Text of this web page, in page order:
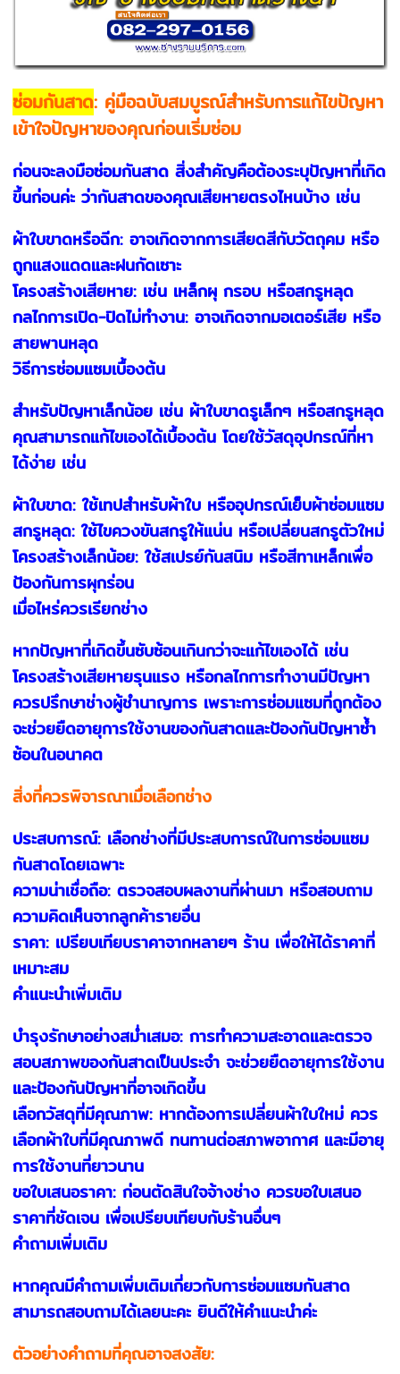
ซ่อมกันสาด: คู่มือฉบับสมบูรณ์สำหรับการแก้ไขปัญหา
เข้าใจปัญหาของคุณก่อนเริ่มซ่อม
ก่อนจะลงมือซ่อมกันสาด สิ่งสำคัญคือต้องระบุปัญหาที่เกิด
ขึ้นก่อนค่ะ ว่ากันสาดของคุณเสียหายตรงไหนบ้าง เช่น
ผ้าใบขาดหรือฉีก: อาจเกิดจากการเสียดสีกับวัตถุคม หรือ
ถูกแสงแดดและฝนกัดเซาะ
โครงสร้างเสียหาย: เช่น เหล็กผุ กรอบ หรือสกรูหลุด
กลไกการเปิด-ปิดไม่ทำงาน: อาจเกิดจากมอเตอร์เสีย หรือ
สายพานหลุด
วิธีการซ่อมแซมเบื้องต้น
สำหรับปัญหาเล็กน้อย เช่น ผ้าใบขาดรูเล็กๆ หรือสกรูหลุด
คุณสามารถแก้ไขเองได้เบื้องต้น โดยใช้วัสดุอุปกรณ์ที่หา
ได้ง่าย เช่น
ผ้าใบขาด: ใช้เทปสำหรับผ้าใบ หรืออุปกรณ์เย็บผ้าซ่อมแซม
สกรูหลุด: ใช้ไขควงขันสกรูให้แน่น หรือเปลี่ยนสกรูตัวใหม่
โครงสร้างเล็กน้อย: ใช้สเปรย์กันสนิม หรือสีทาเหล็กเพื่อ
ป้องกันการผุกร่อน
เมื่อไหร่ควรเรียกช่าง
หากปัญหาที่เกิดขึ้นซับซ้อนเกินกว่าจะแก้ไขเองได้ เช่น
โครงสร้างเสียหายรุนแรง หรือกลไกการทำงานมีปัญหา
ควรปรึกษาช่างผู้ชำนาญการ เพราะการซ่อมแซมที่ถูกต้อง
จะช่วยยืดอายุการใช้งานของกันสาดและป้องกันปัญหาซ้ำ
ซ้อนในอนาคต
สิ่งที่ควรพิจารณาเมื่อเลือกช่าง
ประสบการณ์: เลือกช่างที่มีประสบการณ์ในการซ่อมแซม
กันสาดโดยเฉพาะ
ความน่าเชื่อถือ: ตรวจสอบผลงานที่ผ่านมา หรือสอบถาม
ความคิดเห็นจากลูกค้ารายอื่น
ราคา: เปรียบเทียบราคาจากหลายๆ ร้าน เพื่อให้ได้ราคาที่
เหมาะสม
คำแนะนำเพิ่มเติม
บำรุงรักษาอย่างสม่ำเสมอ: การทำความสะอาดและตรวจ
สอบสภาพของกันสาดเป็นประจำ จะช่วยยืดอายุการใช้งาน
และป้องกันปัญหาที่อาจเกิดขึ้น
เลือกวัสดุที่มีคุณภาพ: หากต้องการเปลี่ยนผ้าใบใหม่ ควร
เลือกผ้าใบที่มีคุณภาพดี ทนทานต่อสภาพอากาศ และมีอายุ
การใช้งานที่ยาวนาน
ขอใบเสนอราคา: ก่อนตัดสินใจจ้างช่าง ควรขอใบเสนอ
ราคาที่ชัดเจน เพื่อเปรียบเทียบกับร้านอื่นๆ
คำถามเพิ่มเติม
หากคุณมีคำถามเพิ่มเติมเกี่ยวกับการซ่อมแซมกันสาด
สามารถสอบถามได้เลยนะคะ ยินดีให้คำแนะนำค่ะ
ตัวอย่างคำถามที่คุณอาจสงสัย: